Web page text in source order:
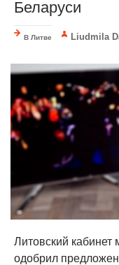
Беларуси
В Литве Liudmila
Литовский кабинет
одобрил